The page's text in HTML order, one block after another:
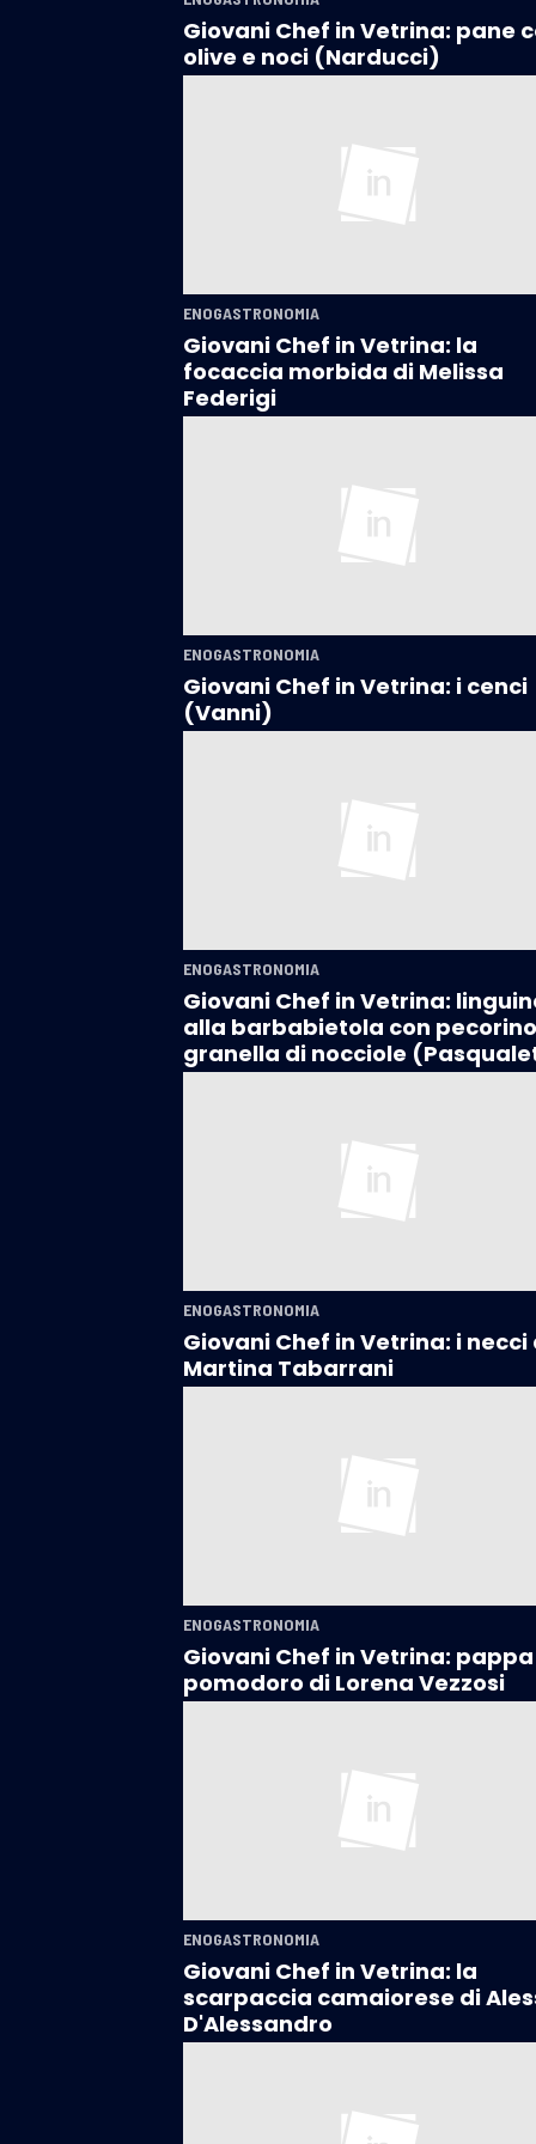
Giovani Chef in Vetrina: pane
olive e noci (Narducci)
ENOGASTRONOMIA
Giovani Chef in Vetrina: la
focaccia morbida di Melissa
Federigi
ENOGASTRONOMIA
Giovani Chef in Vetrina: i cenci
(Vanni)
ENOGASTRONOMIA
Giovani Chef in Vetrina:
alla barbabietola con
granella di nocciole
ENOGASTRONOMIA
Giovani Chef in Vetrina: i necci
Martina Tabarrani
ENOGASTRONOMIA
Giovani Chef in Vetrina:
pomodoro di Lorena Vezzosi
ENOGASTRONOMIA
Giovani Chef in Vetrina: la
scarpaccia camaiorese di
D'Alessandro